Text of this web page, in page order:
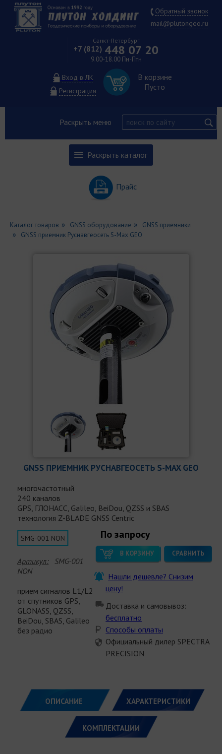
Обратный звонок
mail@plutongeo.ru
Санкт-Петербург
+7 (812) 448 07 20
9.00-18.00 Пн-Птн
Вход в ЛК
Регистрация
В корзине
Пусто
Раскрыть меню
Раскрыть каталог
Прайс
Каталог товаров GNSS оборудование
GNSS приемники
GNSS приемник Руснавгеосеть S-Max GEO
GNSS ПРИЕМНИК РУСНАВГЕОСЕТЬ S-MAX GEO
многочастотный
240 каналов
GPS, ГЛОНАСС, Galileo, BeiDou, QZSS и SBAS
технология Z-BLADE GNSS Centric
По запросу
В КОРЗИНУ СРАВНИТЬ
Нашли дешевле? Снизим
цену!
Доставка и самовывоз:
бесплатно
Способы оплаты
Официальный дилер SPECTRA
PRECISION
SMG-001 NON
Артикул:
SMG-001
NON
прием сигналов L1/L2
от спутников GPS,
GLONASS, QZSS,
BeiDou, SBAS, Galileo
без радио
ОПИСАНИЕ ХАРАКТЕРИСТИКИ
КОМПЛЕКТАЦИИ